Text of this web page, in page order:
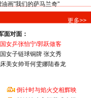
画"我们的萨马兰奇"
更多>>
面对面：
女乒张怡宁/郭跃做客
女子链球铜牌 张文秀
美女帅哥何雯娜陆春龙
倒计时与焰火交相辉映